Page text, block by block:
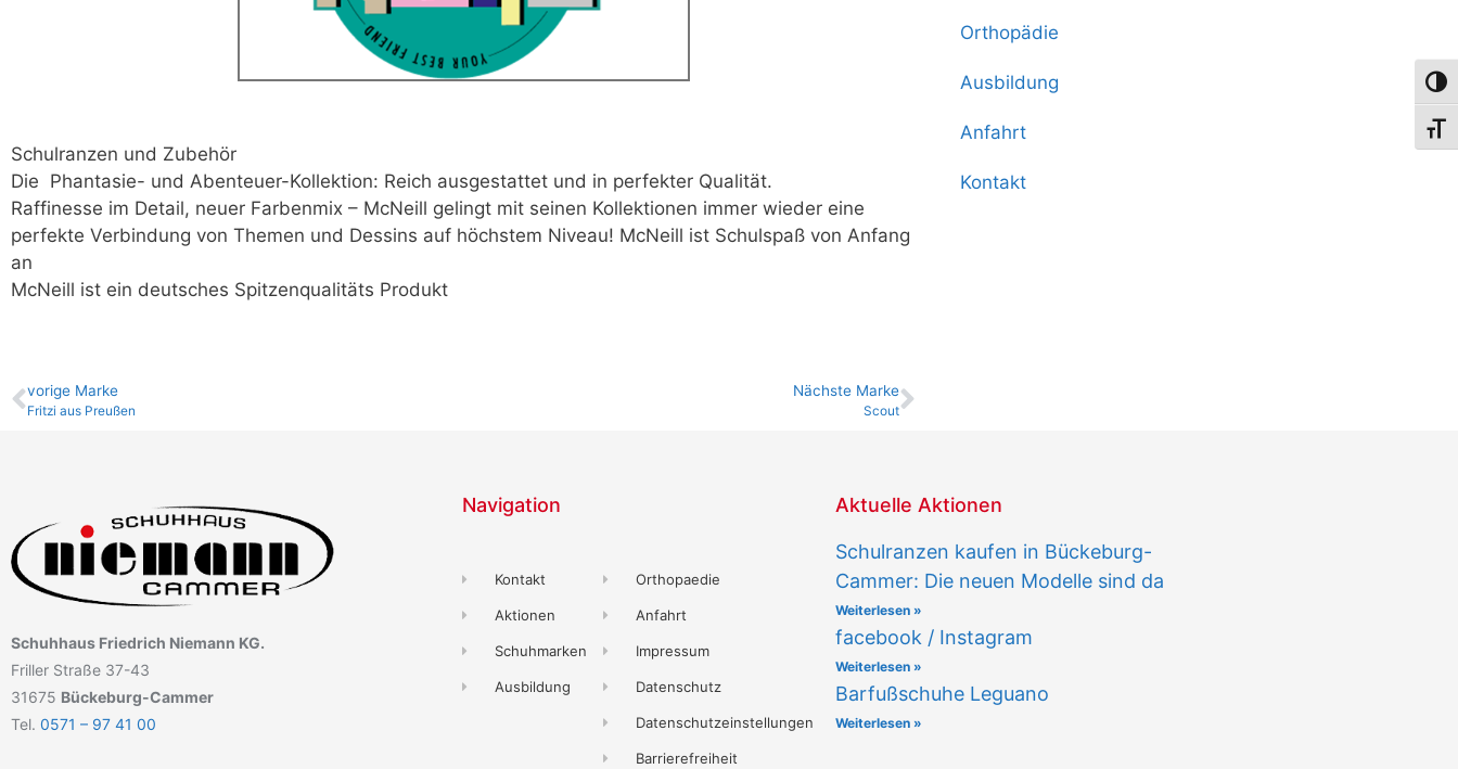
Schulranzen und Zubehör
Die Phantasie- und Abenteuer-Kollektion: Reich ausgestattet und in perfekter Qualität.
Raffinesse im Detail, neuer Farbenmix – McNeill gelingt mit seinen Kollektionen immer wieder eine
perfekte Verbindung von Themen und Dessins auf höchstem Niveau! McNeill ist Schulspaß von Anfang
an
McNeill ist ein deutsches Spitzenqualitäts Produkt
vo­ri­ge Marke
Fritzi aus Preußen
Nächste Marke
Scout
Orthopädie
Ausbildung
Anfahrt
Kontakt
Schuhhaus Friedrich Niemann KG.
Friller Straße 37-43
31675 Bückeburg-Cammer
Tel. 0571 – 97 41 00
Navigation
Kontakt
Aktionen
Schuhmarken
Ausbildung
Orthopaedie
Anfahrt
Impressum
Datenschutz
Datenschutzeinstellungen
Barrierefreiheit
Aktuelle Aktionen
Schulranzen kaufen in Bückeburg-
Cammer: Die neuen Modelle sind da
Weiterlesen »
facebook / Instagram
Weiterlesen »
Barfußschuhe Leguano
Weiterlesen »